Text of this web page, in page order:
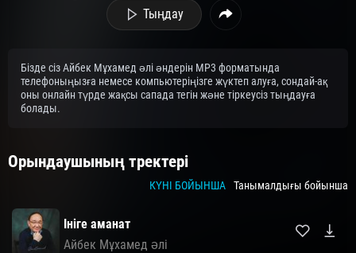
Тыңдау
Бізде сіз Айбек Мұхамед әлі әндерін MP3 форматында
телефоныңызға немесе компьютеріңізге жүктеп алуға, сондай-ақ
оны онлайн түрде жақсы сапада тегін және тіркеусіз тыңдауға
болады.
Орындаушының тректері
КҮНІ БОЙЫНША Танымалдығы бойынша
Ініге аманат
Айбек Мұхамед әлі